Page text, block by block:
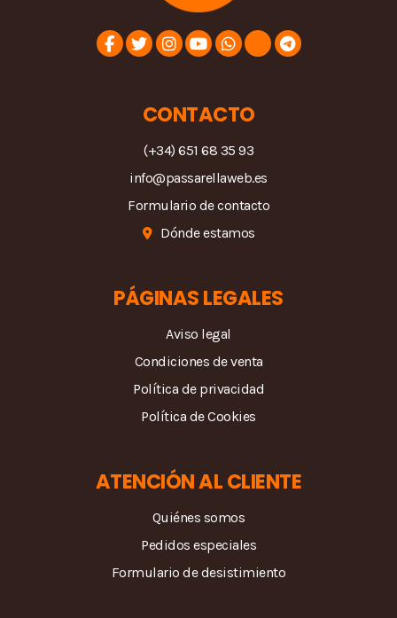
CONTACTO
(+34) 651 68 35 93
info@passarellaweb.es
Formulario de contacto
Dónde estamos
PÁGINAS LEGALES
Aviso legal
Condiciones de venta
Política de privacidad
Política de Cookies
ATENCIÓN AL CLIENTE
Quiénes somos
Pedidos especiales
Formulario de desistimiento